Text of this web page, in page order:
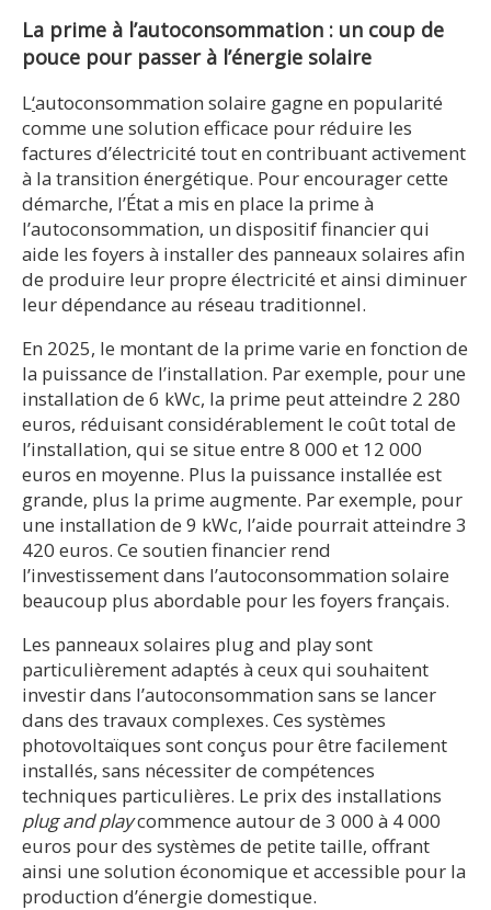
La prime à l’autoconsommation : un coup de
pouce pour passer à l’énergie solaire
L‘autoconsommation solaire gagne en popularité
comme une solution efficace pour réduire les
factures d’électricité tout en contribuant activement
à la transition énergétique. Pour encourager cette
démarche, l’État a mis en place la prime à
l’autoconsommation, un dispositif financier qui
aide les foyers à installer des panneaux solaires afin
de produire leur propre électricité et ainsi diminuer
leur dépendance au réseau traditionnel.
En 2025, le montant de la prime varie en fonction de
la puissance de l’installation. Par exemple, pour une
installation de 6 kWc, la prime peut atteindre 2 280
euros, réduisant considérablement le coût total de
l’installation, qui se situe entre 8 000 et 12 000
euros en moyenne. Plus la puissance installée est
grande, plus la prime augmente. Par exemple, pour
une installation de 9 kWc, l’aide pourrait atteindre 3
420 euros. Ce soutien financier rend
l’investissement dans l’autoconsommation solaire
beaucoup plus abordable pour les foyers français.
Les panneaux solaires plug and play sont
particulièrement adaptés à ceux qui souhaitent
investir dans l’autoconsommation sans se lancer
dans des travaux complexes. Ces systèmes
photovoltaïques sont conçus pour être facilement
installés, sans nécessiter de compétences
techniques particulières. Le prix des installations
plug and playcommence autour de 3 000 à 4 000
euros pour des systèmes de petite taille, offrant
ainsi une solution économique et accessible pour la
production d’énergie domestique.